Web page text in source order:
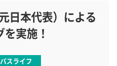
日本代表）による
実施！
スライフ